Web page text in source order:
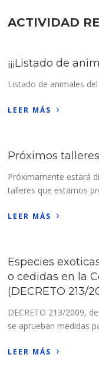
ACTIVIDAD
¡¡¡Listado de
Listado de animales
LEER MÁS ›
Próximos talleres
Próximamente estará
talleres que estamos
LEER MÁS ›
Especies
o cedidas en la
(DECRETO 213/
DECRETO 213/2009,
se aprueban medidas
LEER MÁS ›